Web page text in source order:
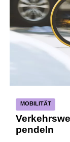
MOBILITÄT
pendeln